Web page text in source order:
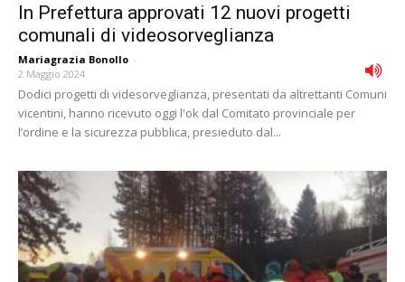
In Prefettura approvati 12 nuovi progetti
comunali di videosorveglianza
Mariagrazia Bonollo -
2 Maggio 2024
Dodici progetti di videsorveglianza, presentati da altrettanti Comuni
vicentini, hanno ricevuto oggi l'ok dal Comitato provinciale per
l’ordine e la sicurezza pubblica, presieduto dal...